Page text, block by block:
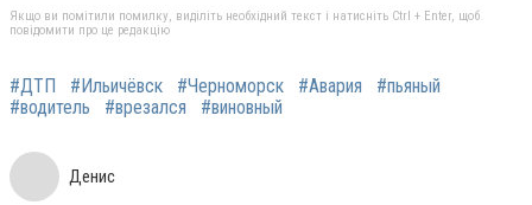
Якщо ви помітили помилку, виділіть необхідний текст і натисніть Ctrl + Enter, щоб
повідомити про це редакцію
#ДТП #Ильичёвск #Черноморск #Авария
#пьяный
#водитель
#врезался #виновный
Денис